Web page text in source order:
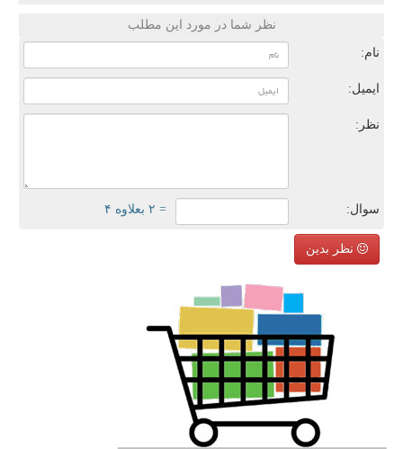
نظر شما در مورد این مطلب
نام:
ایمیل:
نظر:
سوال: = ۲ بعلاوه ۴
نظر بدین